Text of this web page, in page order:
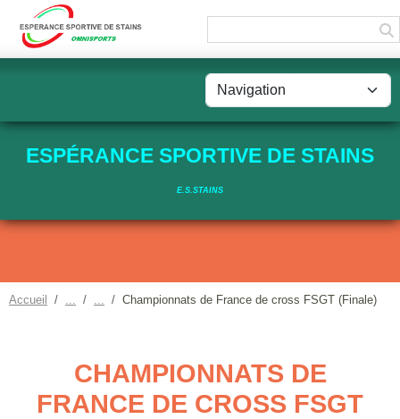
ESPÉRANCE SPORTIVE DE STAINS
E.S.STAINS
Accueil Championnats de France de cross FSGT (Finale)
CHAMPIONNATS DE
FRANCE DE CROSS FSGT
Panneau de gestion des cookies